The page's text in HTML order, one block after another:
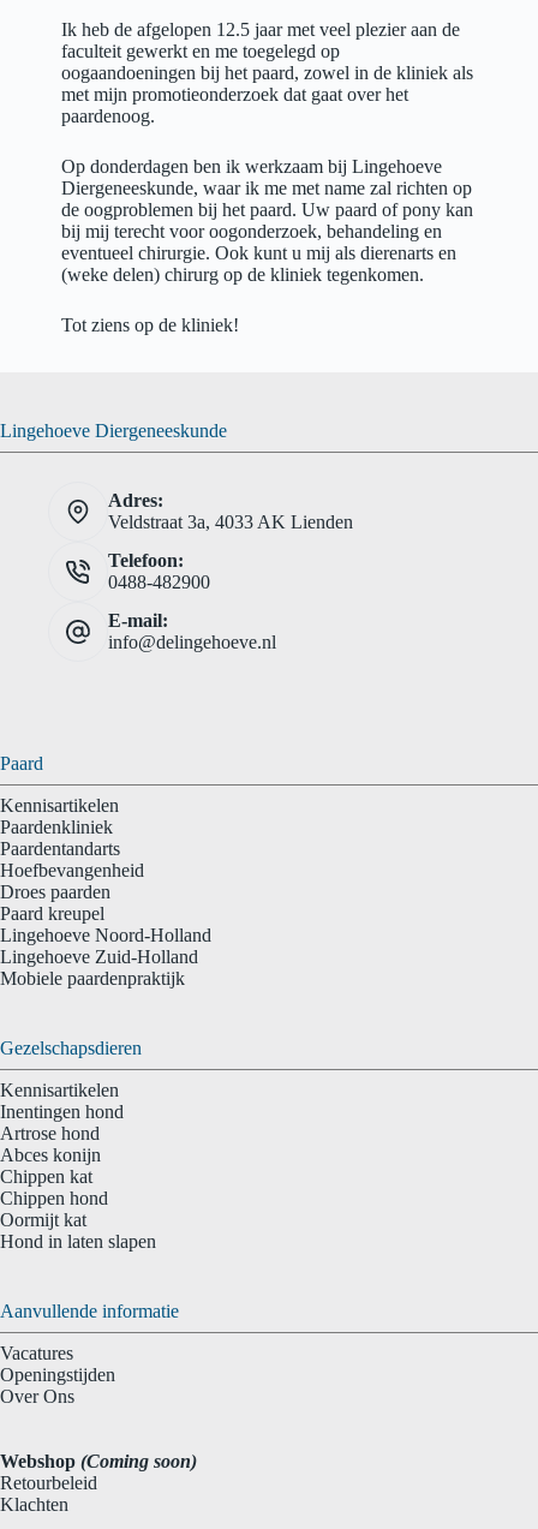
Ik heb de afgelopen 12.5 jaar met veel plezier aan de
faculteit gewerkt en me toegelegd op
oogaandoeningen bij het paard, zowel in de kliniek als
met mijn promotieonderzoek dat gaat over het
paardenoog.
Op donderdagen ben ik werkzaam bij Lingehoeve
Diergeneeskunde, waar ik me met name zal richten op
de oogproblemen bij het paard. Uw paard of pony kan
bij mij terecht voor oogonderzoek, behandeling en
eventueel chirurgie. Ook kunt u mij als dierenarts en
(weke delen) chirurg op de kliniek tegenkomen.
Tot ziens op de kliniek!
Lingehoeve Diergeneeskunde
Adres:
Veldstraat 3a, 4033 AK Lienden
Telefoon:
0488-482900
E-mail:
info@delingehoeve.nl
Paard
Kennisartikelen
Paardenkliniek
Paardentandarts
Hoefbevangenheid
Droes paarden
Paard kreupel
Lingehoeve Noord-Holland
Lingehoeve Zuid-Holland
Mobiele paardenpraktijk
Gezelschapsdieren
Kennisartikelen
Inentingen hond
Artrose hond
Abces konijn
Chippen kat
Chippen hond
Oormijt kat
Hond in laten slapen
Aanvullende informatie
Vacatures
Openingstijden
Over Ons
Webshop (Coming soon)
Retourbeleid
Klachten